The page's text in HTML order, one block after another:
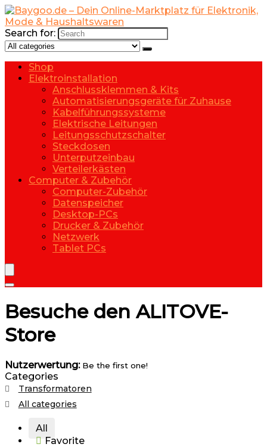
Search for:
Shop
Elektroinstallation
Anschlussklemmen & Kits
Automatisierungsgeräte für Zuhause
Kabelführungssysteme
Elektrische Leitungen
Leitungsschutzschalter
Steckdosen
Unterputzeinbau
Verteilerkästen
Computer & Zubehör
Computer-Zubehör
Datenspeicher
Desktop-PCs
Drucker & Zubehör
Netzwerk
Tablet PCs
Besuche den ALITOVE-
Store
Nutzerwertung: Be the first one!
Categories
Transformatoren
All categories
All
Favorite